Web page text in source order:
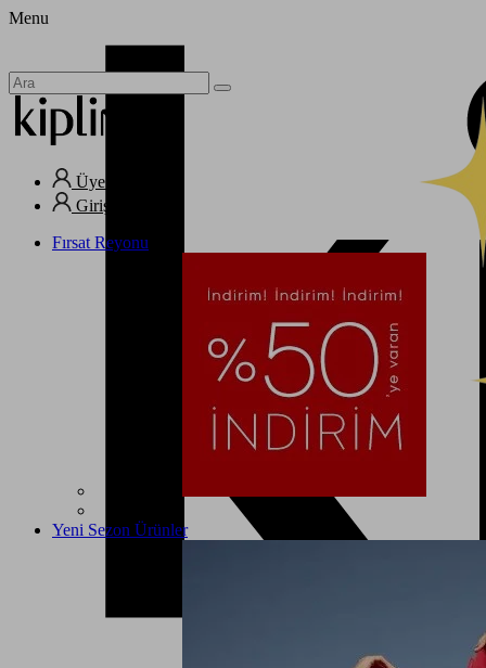
Menu
Üye Ol
Giriş Yap
Fırsat Reyonu
Yeni Sezon Ürünler